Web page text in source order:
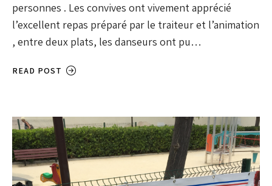
personnes . Les convives ont vivement apprécié
l’excellent repas préparé par le traiteur et l’animation
, entre deux plats, les danseurs ont pu…
READ POST